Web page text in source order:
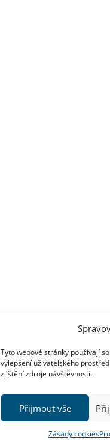
Tyto webové stránky používají
vylepšení uživatelského
zjištění zdroje návštěvnosti.
Přijmout vše
Zásady cookies